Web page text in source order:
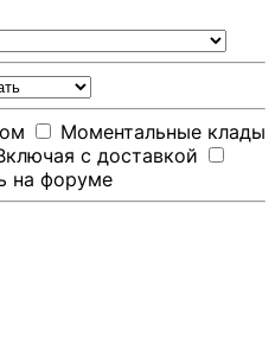
Моментальные клады
с доставкой
на форуме